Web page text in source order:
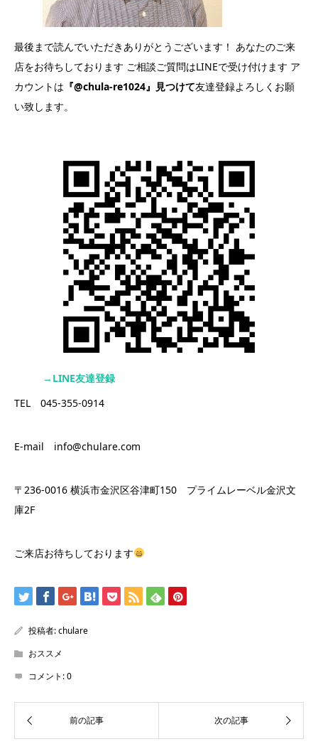
最後まで読んでいただきありがとうございます！ あなたのご来
店をお待ちしております ご相談ご質問はLINEで受け付けます ア
カウントは 『@chula-re1024』見つけて友達登録よろしくお願
い致します。
→LINE友達登録
TEL 045-355-0914
E-mail info@chulare.com
〒236-0016 横浜市金沢区谷津町150 プライムレーベル金沢文
庫2F
ご来店お待ちしております
投稿者:chulare
おススメ
コメント:0